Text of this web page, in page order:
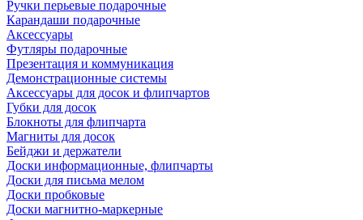
Ручки перьевые подарочные
Карандаши подарочные
Аксессуары
Футляры подарочные
Презентация и коммуникация
Демонстрационные системы
Аксессуары для досок и флипчартов
Губки для досок
Блокноты для флипчарта
Магниты для досок
Бейджи и держатели
Доски информационные, флипчарты
Доски для письма мелом
Доски пробковые
Доски магнитно-маркерные